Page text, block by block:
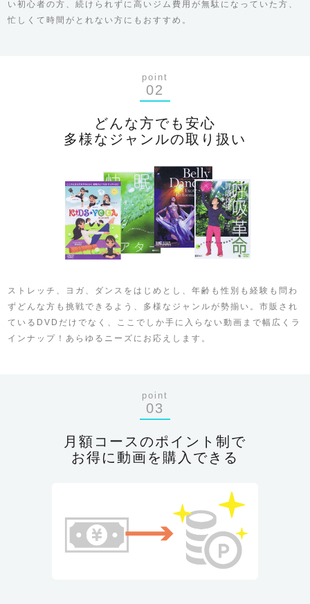
い初心者の方、続けられずに高いジム費用が無駄になっていた方、
忙しくて時間がとれない方にもおすすめ。
point
02
どんな方でも安心
多様なジャンルの取り扱い
ストレッチ、ヨガ、ダンスをはじめとし、年齢も性別も経験も問わ
ずどんな方も挑戦できるよう、多様なジャンルが勢揃い。市販され
ているDVDだけでなく、ここでしか手に入らない動画まで幅広くラ
インナップ！あらゆるニーズにお応えします。
point
03
月額コースのポイント制で
お得に動画を購入できる